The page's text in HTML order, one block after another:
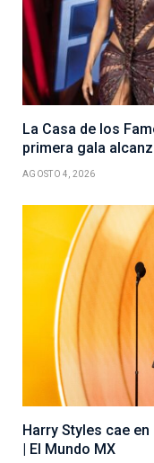
La Casa de los
primera gala
AGOSTO 4, 2026
Harry Styles cae
| El Mundo MX